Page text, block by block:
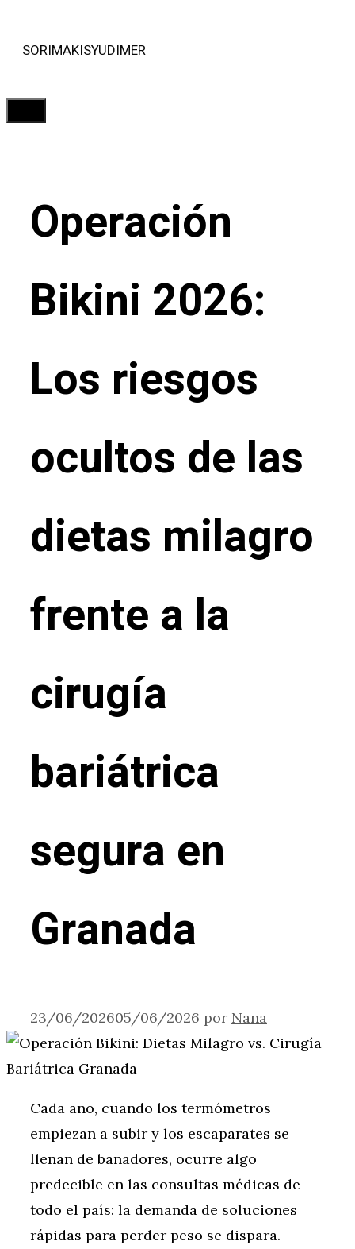
SORIMAKISYUDIMER
Operación
Bikini 2026:
Los riesgos
ocultos de las
dietas milagro
frente a la
cirugía
bariátrica
segura en
Granada
23/06/202605/06/2026 por Nana
Cada año, cuando los termómetros
empiezan a subir y los escaparates se
llenan de bañadores, ocurre algo
predecible en las consultas médicas de
todo el país: la demanda de soluciones
rápidas para perder peso se dispara.